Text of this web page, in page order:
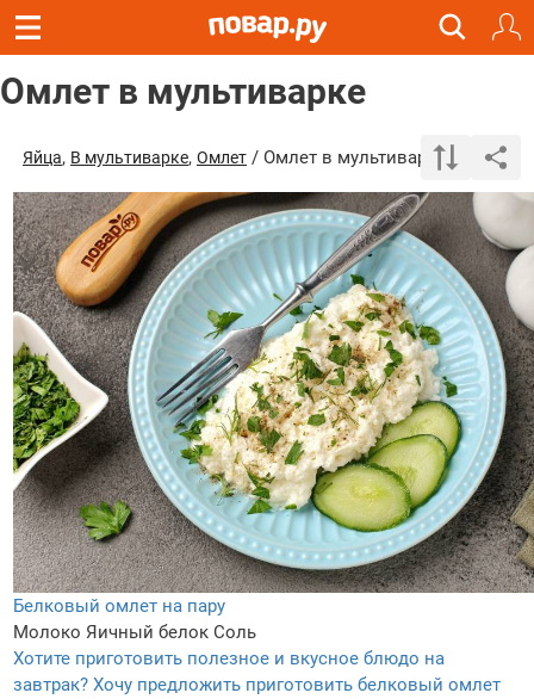
Омлет в мультиварке
Яйца, В мультиварке, Омлет / Омлет в мультиварке
Белковый омлет на пару
Молоко Яичный белок Соль
Хотите приготовить полезное и вкусное блюдо на
завтрак? Хочу предложить приготовить белковый омлет